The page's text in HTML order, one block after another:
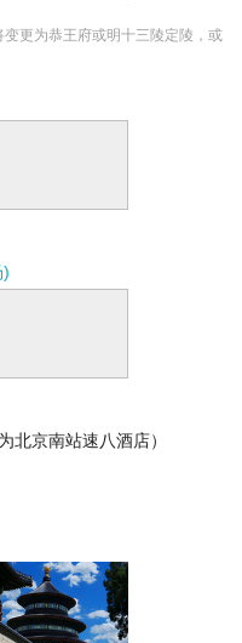
更为恭王府或明十三陵定陵，或
)
北京南站速八酒店）